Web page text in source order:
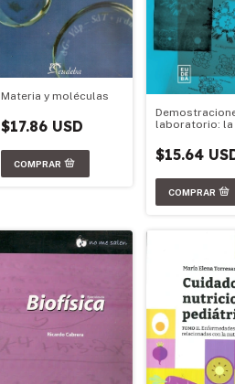
Materia y moléculas
$17.86 USD
laboratorio: la
$15.64